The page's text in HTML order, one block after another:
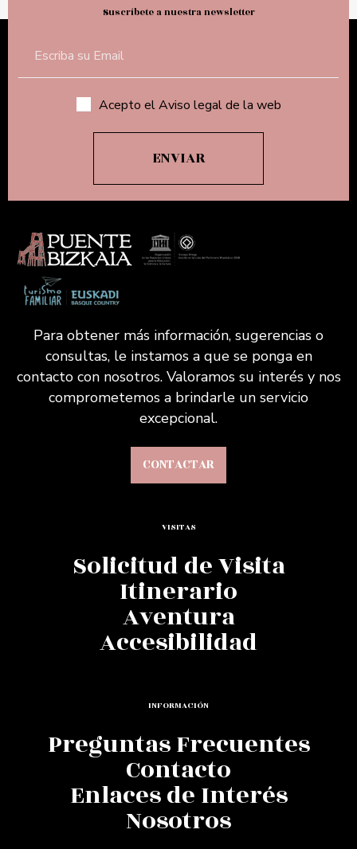
Suscríbete a nuestra newsletter
Acepto el Aviso legal de la web
Para obtener más información, sugerencias o
consultas, le instamos a que se ponga en
contacto con nosotros. Valoramos su interés y nos
comprometemos a brindarle un servicio
excepcional.
CONTACTAR
VISITAS
Solicitud de Visita
Itinerario
Aventura
Accesibilidad
INFORMACIÓN
Preguntas Frecuentes
Contacto
Enlaces de Interés
Nosotros